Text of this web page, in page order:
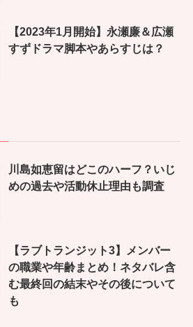
【2023年1月開始】永瀬廉＆広瀬
すずドラマ脚本やあらすじは？
川島如恵留はどこのハーフ？いじ
めの過去や活動休止理由も調査
【ラブトランジット3】メンバー
の職業や年齢まとめ！ネタバレ含
む最終回の結末やその後について
も